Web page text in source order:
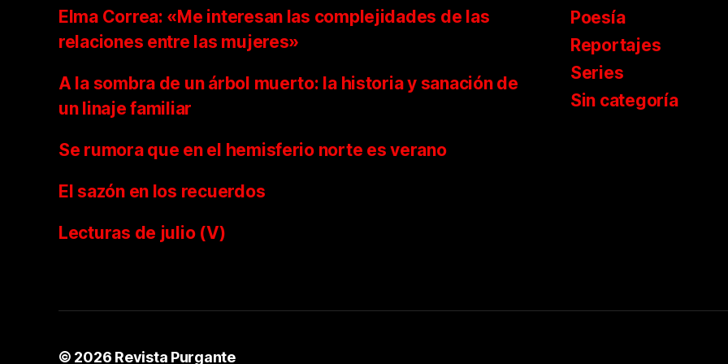
Elma Correa: «Me interesan las complejidades de las
relaciones entre las mujeres»
A la sombra de un árbol muerto: la historia y sanación de
un linaje familiar
Se rumora que en el hemisferio norte es verano
El sazón en los recuerdos
Lecturas de julio (V)
Poesía
Reportajes
Series
Sin categoría
© 2026 Revista Purgante